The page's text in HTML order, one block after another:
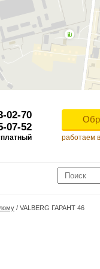
корректной работы Raster JS
02-70
07-52
работаем
/ VALBERG ГАРАНТ 46